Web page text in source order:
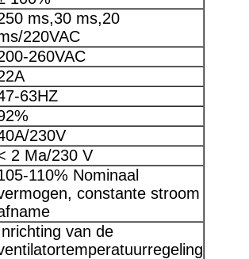
ms,30 ms,20
220VAC
260VAC
63HZ
230V
2 Ma/230 V
110% Nominaal
constante stroom
van de